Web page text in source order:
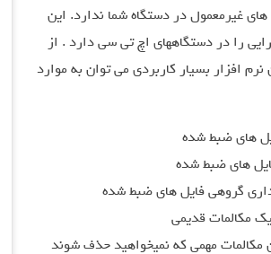
غیرمعمول در دستگاه شما ندارد. این
را در دستگاههای اچ تی سی دارد . از
افزار بسیار کاربردی می توان به موارد
های ضبط شده
های ضبط شده
گروهی فایل های ضبط شده
مکالمات قدیمی
مکالمات مهمی که نمیخواهید حذف شوند